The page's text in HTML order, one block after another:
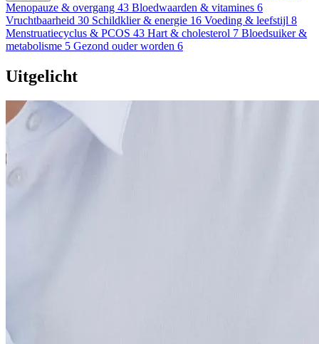
Menopauze & overgang 43 Bloedwaarden & vitamines 6
Vruchtbaarheid 30 Schildklier & energie 16 Voeding & leefstijl 8
Menstruatiecyclus & PCOS 43 Hart & cholesterol 7 Bloedsuiker &
metabolisme 5 Gezond ouder worden 6
Uitgelicht